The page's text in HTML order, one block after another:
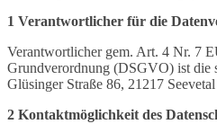
1 Verantwortlicher für die
Verantwortlicher gem. Art. 4 Nr. 7
Grundverordnung (DSGVO) ist die
Glüsinger Straße 86, 21217
2 Kontaktmöglichkeit des